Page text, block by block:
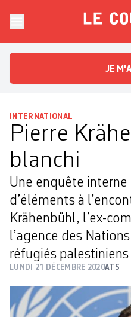
Le
JE
INTERNATIONAL
Pierre
blanchi
Une enquête interne
d’éléments à
Krähenbühl, l’ex-
l’agence des
réfugiés
LUNDI 21 DÉCEMBRE 2020ATS